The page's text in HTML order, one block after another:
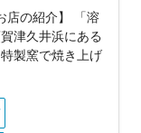
店の紹介】 「溶
津久井浜にある
製窯で焼き上げ